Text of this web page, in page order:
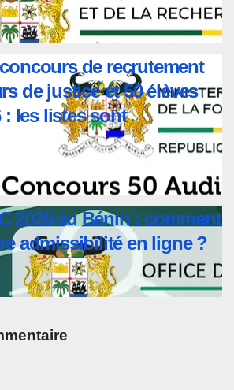
de recrutement
de justice et 50 élèves
: les listes sont
2026 au Bénin : comment
admissibilité en ligne ?